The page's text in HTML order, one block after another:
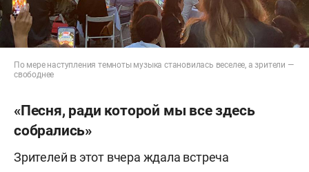
По мере наступления темноты музыка становилась веселее, а зрители —
свободнее
«Песня, ради которой мы все здесь
собрались»
Зрителей в этот вчера ждала встреча